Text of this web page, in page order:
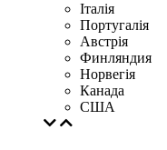
Iталiя
Португалія
Австрія
Финляндия
Норвегія
Канада
США